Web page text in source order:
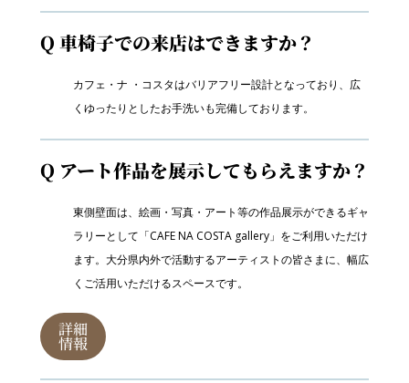
Q 車椅子での来店はできますか？
カフェ・ナ ・コスタはバリアフリー設計となっており、広
くゆったりとしたお手洗いも完備しております。
Q アート作品を展示してもらえますか？
東側壁面は、絵画・写真・アート等の作品展示ができるギャ
ラリーとして「CAFE NA COSTA gallery」をご利用いただけ
ます。大分県内外で活動するアーティストの皆さまに、幅広
くご活用いただけるスペースです。
詳細
情報